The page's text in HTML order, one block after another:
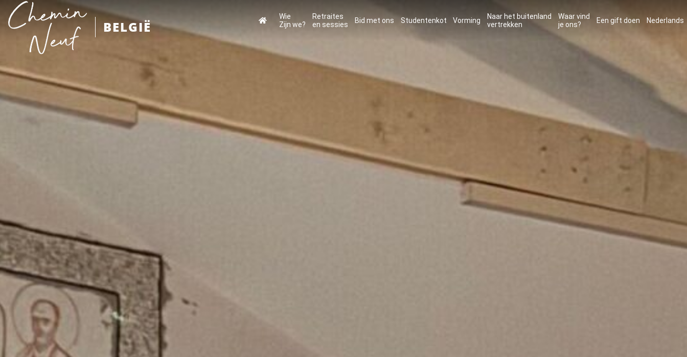
BELGIË
Wie
Zijn we?
Retraites
en sessies
Bid met ons Studentenkot Vorming
Naar het buitenland
vertrekken
Waar vind
je ons?
Een gift doen Nederlands